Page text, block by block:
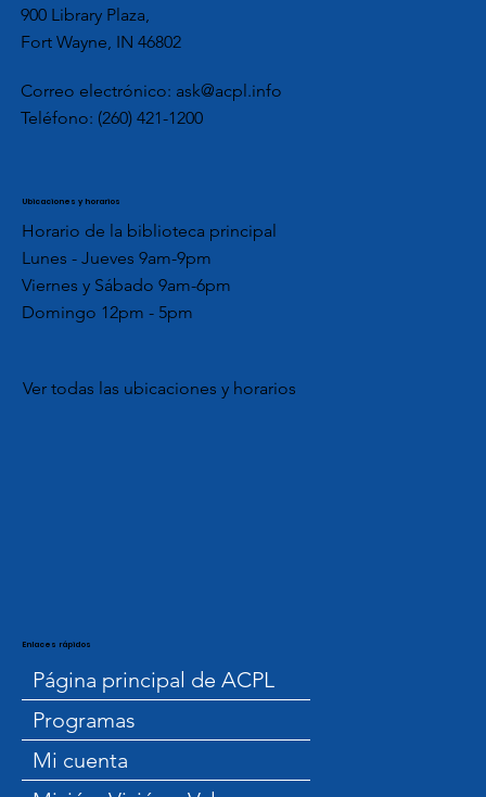
900 Library Plaza,
Fort Wayne, IN 46802
Correo electrónico: ask@acpl.info
Teléfono: (260) 421-1200
Ubicaciones y horarios
Horario de la biblioteca principal
Lunes - Jueves 9am-9pm
Viernes y Sábado 9am-6pm
Domingo 12pm - 5pm
Ver todas las ubicaciones y horarios
Enlaces rápidos
Página principal de ACPL
Programas
Mi cuenta